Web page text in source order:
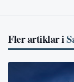
Fler artiklar i